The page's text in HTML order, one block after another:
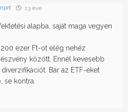
13 éve
alapba, saját maga vegyen
ezer Ft-ot elég nehéz
között. Ennél kevesebb
Bár az ETF-eket
se kontra.